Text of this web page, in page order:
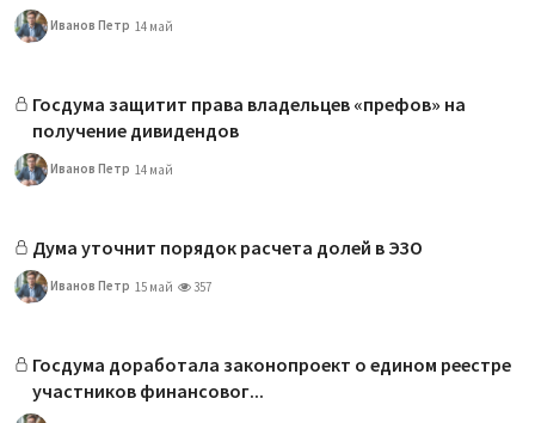
Иванов Петр 14 май
Госдума защитит права владельцев «префов» на
получение дивидендов
Иванов Петр 14 май
Дума уточнит порядок расчета долей в ЭЗО
Иванов Петр 15 май 357
Госдума доработала законопроект о едином реестре
участников финансовог...